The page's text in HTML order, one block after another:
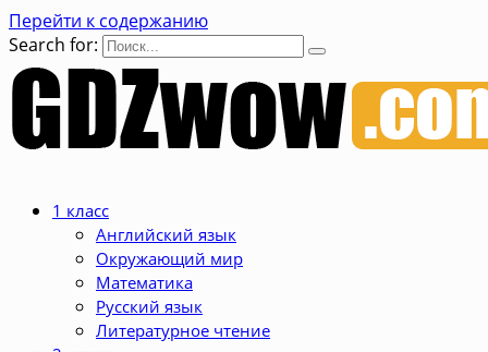
Перейти к содержанию
Search for:
1 класс
Английский язык
Окружающий мир
Математика
Русский язык
Литературное чтение